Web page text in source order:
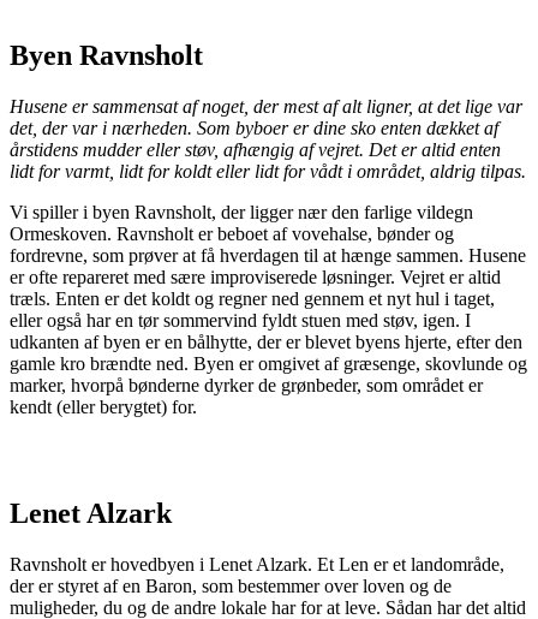
Byen Ravnsholt
Husene er sammensat af noget, der mest af alt ligner, at det lige var
det, der var i nærheden. Som byboer er dine sko enten dækket af
årstidens mudder eller støv, afhængig af vejret. Det er altid enten
lidt for varmt, lidt for koldt eller lidt for vådt i området, aldrig tilpas.
Vi spiller i byen Ravnsholt, der ligger nær den farlige vildegn
Ormeskoven. Ravnsholt er beboet af vovehalse, bønder og
fordrevne, som prøver at få hverdagen til at hænge sammen. Husene
er ofte repareret med sære improviserede løsninger. Vejret er altid
træls. Enten er det koldt og regner ned gennem et nyt hul i taget,
eller også har en tør sommervind fyldt stuen med støv, igen. I
udkanten af byen er en bålhytte, der er blevet byens hjerte, efter den
gamle kro brændte ned. Byen er omgivet af græsenge, skovlunde og
marker, hvorpå bønderne dyrker de grønbeder, som området er
kendt (eller berygtet) for.
Lenet Alzark
Ravnsholt er hovedbyen i Lenet Alzark. Et Len er et landområde,
der er styret af en Baron, som bestemmer over loven og de
muligheder, du og de andre lokale har for at leve. Sådan har det altid